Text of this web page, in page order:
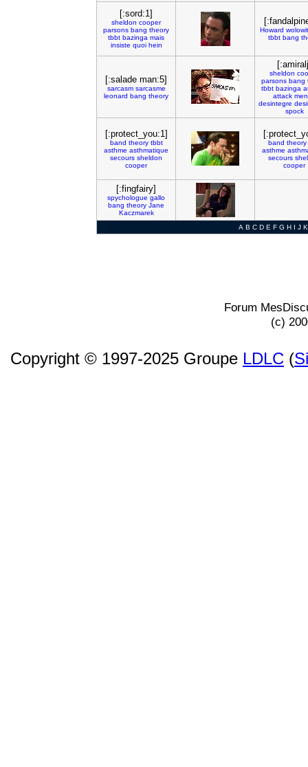
[:sord:1]
sheldon cooper
parsons bang theory
tbbt bazinga mais
insiste quoi hein
Howard
tbbt bang
[:salade man:5]
sarcasm sarcasme
leonard bang theory
sheldon
parsons bang
tbbt bazinga
attack
desintegre
spock
[:protect_you:1]
band theory tbbt
asthme asthmatique
secours sheldon
cooper
band theory
asthme
secours
cooper
[:fingfairy]
spychologue gallo
bang theory Jane
Kaczmarek
A B C D E F G H I J K
Forum
(c)
Copyright © 1997-2025 Groupe LDLC (